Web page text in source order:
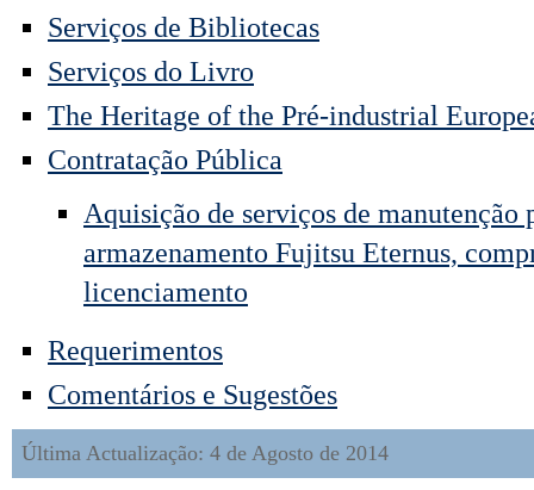
Serviços de Bibliotecas
Serviços do Livro
The Heritage of the Pré-industrial
Contratação Pública
Aquisição de serviços de manutenção
armazenamento Fujitsu Eternus,
licenciamento
Requerimentos
Comentários e Sugestões
Última Actualização: 4 de Agosto de 2014